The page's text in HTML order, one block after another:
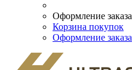
Оформление заказа
Корзина покупок
Оформление заказа